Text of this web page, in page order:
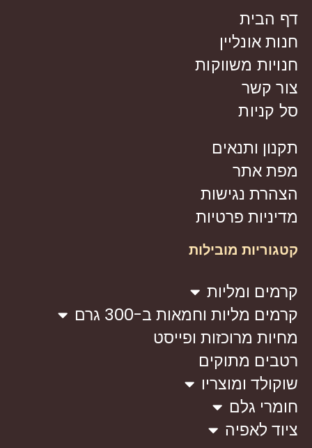
דף הבית
חנות אונליין
חנויות משווקות
צור קשר
סל קניות
תקנון ותנאים
מפת אתר
הצהרת נגישות
מדיניות פרטיות
קטגוריות מובילות
קרמים ומליות
קרמים מליות וחמאות ב-300 גרם
מחיות מרוכזות ופייסט
רטבים מתוקים
שוקולד ומוצריו
חומרי גלם
ציוד לאפיה